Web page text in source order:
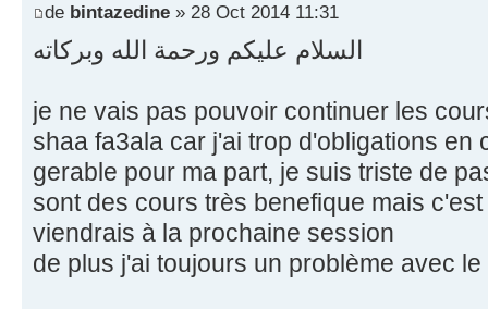
de bintazedine » 28 Oct 2014 11:31
السلام عليكم ورحمة الله وبركاته
je ne vais pas pouvoir continuer les
shaa fa3ala car j'ai trop d'obligations en
gerable pour ma part, je suis triste de
sont des cours très benefique mais
viendrais à la prochaine session
de plus j'ai toujours un problème avec